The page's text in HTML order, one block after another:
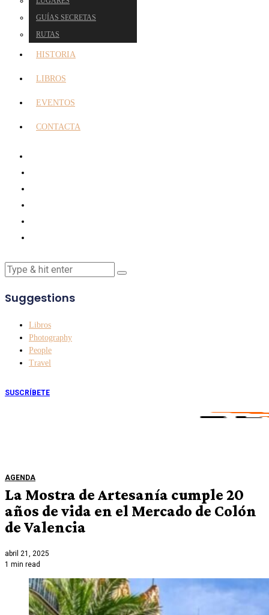
GUÍAS SECRETAS
RUTAS
HISTORIA
LIBROS
EVENTOS
CONTACTA
Suggestions
Libros
Photography
People
Travel
SUSCRÍBETE
AGENDA
La Mostra de Artesanía cumple 20
años de vida en el Mercado de Colón
de Valencia
abril 21, 2025
1 min read